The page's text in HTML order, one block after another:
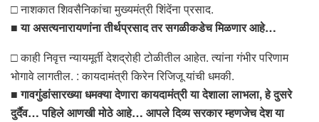
□ नाशकात शिवसैनिकांचा मुख्यमंत्री शिंदेंना प्रसाद.
■या असत्यनारायणांना तीर्थप्रसाद तर सगळीकडेच मिळणार आहे…
□ काही निवृत्त न्यायमूर्ती देशद्रोही टोळीतील आहेत. त्यांना गंभीर परिणाम
भोगावे लागतील. : कायदामंत्री किरेन रिजिजू यांची धमकी.
■गावगुंडांसारख्या धमक्या देणारा कायदामंत्री या देशाला लाभला, हे दुसरे
दुर्दैव… पहिले आणखी मोठे आहे… आपले दिव्य सरकार म्हणजेच देश या